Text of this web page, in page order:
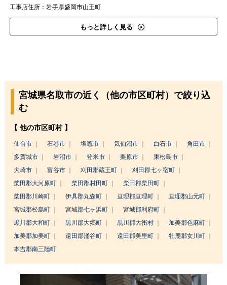
工事店住所：岩手県盛岡市山王町
もっと詳しく見る
宮城県名取市の近く（他の市区町村）で絞り込
む
【 他の市区町村 】
仙台市 石巻市 塩竈市 気仙沼市 白石市
角田市
多賀城市
岩沼市 登米市 栗原市
東松島市
大崎市
富谷市 刈田郡蔵王町
刈田郡七ヶ宿町
柴田郡大河原町
柴田郡村田町
柴田郡柴田町
柴田郡川崎町
伊具郡丸森町 亘理郡亘理町
亘理郡山元町
宮城郡松島町
宮城郡七ヶ浜町
宮城郡利府町
黒川郡大和町
黒川郡大郷町 黒川郡大衡村
加美郡色麻町
加美郡加美町
遠田郡涌谷町 遠田郡美里町
牡鹿郡女川町
本吉郡南三陸町